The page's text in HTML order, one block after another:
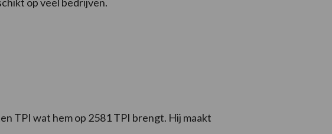
TPI wat hem op 2581 TPI brengt. Hij maakt